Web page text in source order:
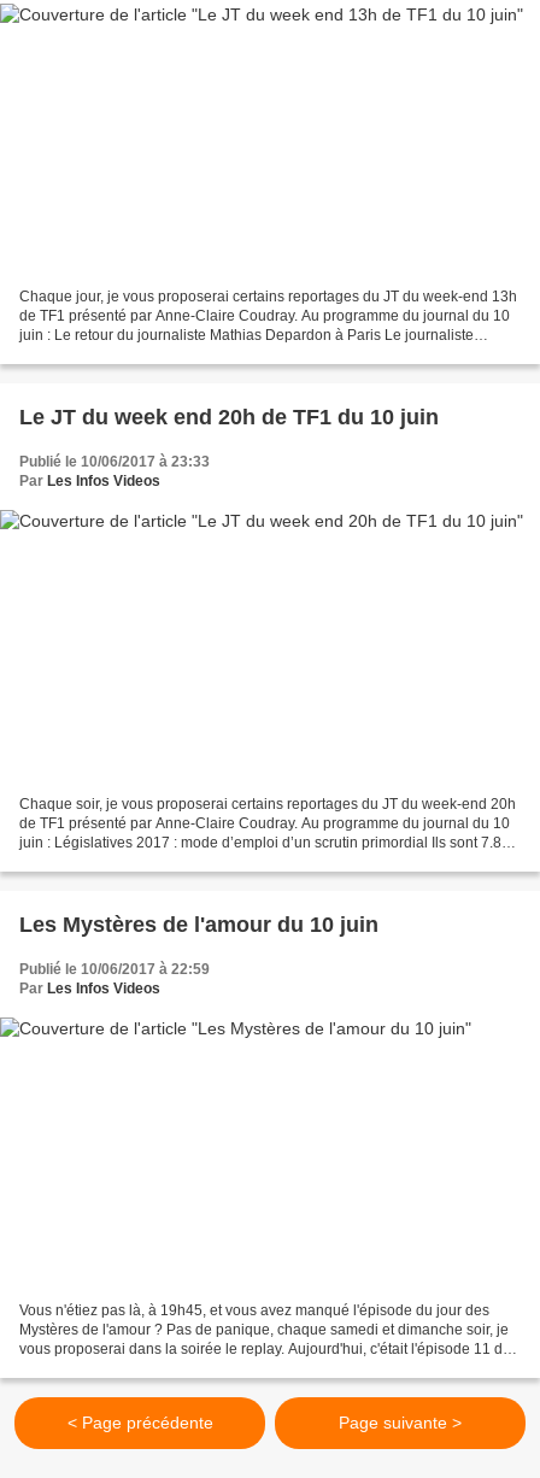
Chaque jour, je vous proposerai certains reportages du JT du week-end 13h
de TF1 présenté par Anne-Claire Coudray. Au programme du journal du 10
juin : Le retour du journaliste Mathias Depardon à Paris Le journaliste
Le JT du week end 20h de TF1 du 10 juin
Publié le 10/06/2017 à 23:33
Par Les Infos Videos
Chaque soir, je vous proposerai certains reportages du JT du week-end 20h
de TF1 présenté par Anne-Claire Coudray. Au programme du journal du 10
juin : Législatives 2017 : mode d’emploi d’un scrutin primordial Ils sont 7.877
Les Mystères de l'amour du 10 juin
Publié le 10/06/2017 à 22:59
Par Les Infos Videos
Vous n'étiez pas là, à 19h45, et vous avez manqué l'épisode du jour des
Mystères de l'amour ? Pas de panique, chaque samedi et dimanche soir, je
vous proposerai dans la soirée le replay. Aujourd'hui, c'était l'épisode 11 de
< Page précédente Page suivante >